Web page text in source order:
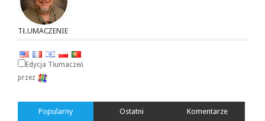
TŁUMACZENIE
Edycja Tłumaczeń
przez
Popularny Ostatni Komentarze